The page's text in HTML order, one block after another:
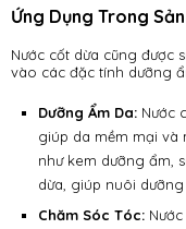
Ứng Dụng Trong
Nước cốt dừa cũng được
vào các đặc tính dưỡng
Dưỡng Ẩm Da: Nước
giúp da mềm mại và
như kem dưỡng ẩm,
dừa, giúp nuôi
Chăm Sóc Tóc: